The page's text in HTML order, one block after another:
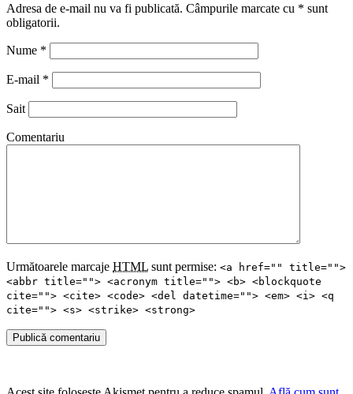
Adresa de e-mail nu va fi publicată. Câmpurile marcate cu * sunt
obligatorii.
Nume *
E-mail *
Sait
Comentariu
Următoarele marcaje HTML sunt permise: <a href="" title="">
<abbr title=""> <acronym title=""> <b> <blockquote
cite=""> <cite> <code> <del datetime=""> <em> <i> <q
cite=""> <s> <strike> <strong>
Publică comentariu